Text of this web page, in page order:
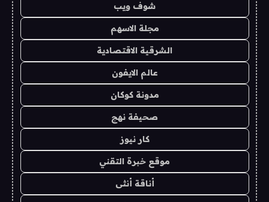
شوف ويب
مجلة الاسهم
الشرقية الاقتصادية
عالم الايفون
مدونة كوكان
صحيفة نهج
كار نيوز
موقع خبرة التقني
أناقة أنثى